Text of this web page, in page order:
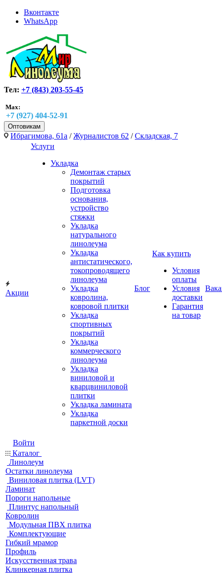
Вконтакте
WhatsApp
Тел: +7 (843) 203-55-45
Max:
+7 (927) 404-52-91
Оптовикам
Ибрагимова, 61а /Журналистов 62 /Складская, 7
Акции
Услуги
Укладка
Демонтаж старых
покрытий
Подготовка
основания,
устройство
стяжки
Укладка
натурального
линолеума
Укладка
антистатического,
токопроводящего
линолеума
Укладка
ковролина,
ковровой плитки
Укладка
спортивных
покрытий
Укладка
коммерческого
линолеума
Укладка
виниловой и
кварцвиниловой
плитки
Укладка ламината
Укладка
паркетной доски
Блог
Как купить
Условия
оплаты
Условия
доставки
Гарантия
на товар
Войти
Каталог
Линолеум
Остатки линолеума
Виниловая плитка (LVT)
Ламинат
Пороги напольные
Плинтус напольный
Ковролин
Модульная ПВХ плитка
Комплектующие
Гибкий мрамор
Профиль
Искусственная трава
Клинкерная плитка